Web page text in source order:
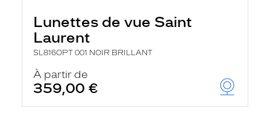
Lunettes de vue Saint
Laurent
SL816OPT 001 NOIR BRILLANT
À partir de
359,00 €